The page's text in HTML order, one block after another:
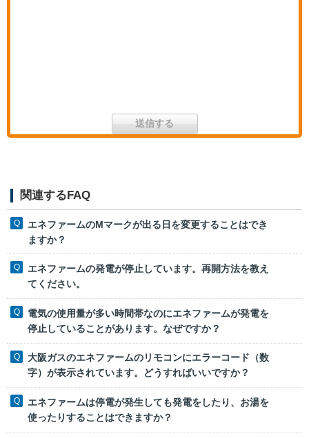
関連するFAQ
エネファームのMマークが出る日を変更することはでき
ますか？
エネファームの発電が停止しています。再開方法を教え
てください。
電気の使用量が多い時間帯なのにエネファームが発電を
停止していることがあります。なぜですか？
大阪ガスのエネファームのリモコンにエラーコード（数
字）が表示されています。どうすればいいですか？
エネファームは停電が発生しても発電をしたり、お湯を
使ったりすることはできますか？